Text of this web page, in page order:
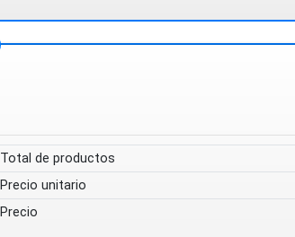
Total de productos
Precio unitario
Precio